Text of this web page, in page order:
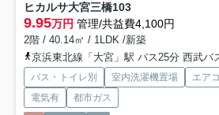
ヒカルサ大宮三橋103
9.95万円 管理/共益費4,100円
2階 / 40.14㎡ / 1LDK /新築
京浜東北線「大宮」駅 バス25分 西武バス
バス・トイレ別 室内洗濯機置場 エア
電気有
都市ガス